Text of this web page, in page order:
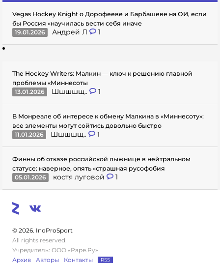
Vegas Hockey Knight о Дорофееве и Барбашеве на ОИ, если
бы Россия «научилась вести себя иначе
19.01.2026
Андрей Л 1
The Hockey Writers: Малкин — ключ к решению главной
проблемы «Миннесоты
13.01.2026
Шшшшщ.. 1
В Монреале об интересе к обмену Малкина в «Миннесоту»:
все элементы могут сойтись довольно быстро
11.01.2026
Шшшшщ.. 1
Финны об отказе российской лыжнице в нейтральном
статусе: наверное, опять «страшная русофобия
05.01.2026
костя луговой 1
© 2026. InoProSport
All rights reserved.
Учредитель: ООО «Раре.Ру»
Архив
Авторы Контакты RSS